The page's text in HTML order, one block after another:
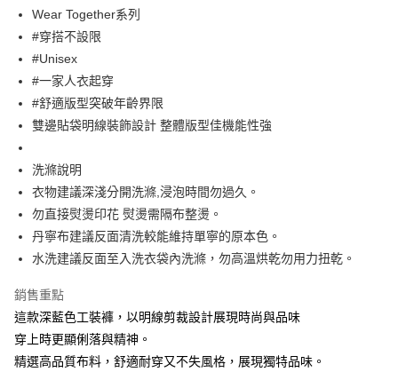
街口支付
悠遊付
大哥付你分期
相關說明
【大哥付你分期使用說明】
1.本服務由台灣大哥大提供，台灣大哥大用戶可立即使用無須另外申請。
2.付款方式選擇「大哥付你分期」，訂單成立後會自動跳轉到大哥付的交易
流程，驗證手機門號後，選擇欲分期的期數、繳款截止日，確認付款後即完
3.實際核准額度、可分期數及費用金額請依後續交易確認頁面所載為準。
4.訂單成立30分鐘內，如未前往確認交易或遇審核未通過，訂單將自動取
消。如遇「轉專審核」未通過狀況，表示未達大哥付你分期系統評分，恕無
法說明評估內容。
【繳款方式說明】
醒簡訊。
2.透過簡訊連結打開帳單後，可選擇「超商條碼／台灣大直營門市／銀行轉
帳／街口支付／iPASS MONEY」等通路繳費。
【注意事項】
ATM付款
運送方式
每筆NT$60，滿NT$1,200(含以上)免運費
付款後全家取貨
7-11取貨付款
每筆NT$60，滿NT$1,500(含以上)免運費
Wear Together系列
#穿搭不設限
#Unisex
#一家人衣起穿
#舒適版型突破年齡界限
雙邊貼袋明線裝飾設計 整體版型佳機能性強
洗滌說明
衣物建議深淺分開洗滌,浸泡時間勿過久。
勿直接熨燙印花 熨燙需隔布整燙。
丹寧布建議反面清洗較能維持單寧的原本色。
水洗建議反面至入洗衣袋內洗滌，勿高溫烘乾勿用力扭乾。
銷售重點
這款深藍色工裝褲，以明線剪裁設計展現時尚與品味
穿上時更顯俐落與精神。
精選高品質布料，舒適耐穿又不失風格，展現獨特品味。